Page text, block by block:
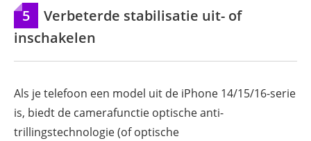
5
Verbeterde stabilisatie uit- of
inschakelen
Als je telefoon een model uit de iPhone 14/15/16-serie
is, biedt de camerafunctie optische anti-
trillingstechnologie (of optische